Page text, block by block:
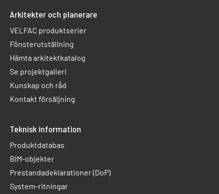
Arkitekter och planerare
VELFAC produktserier
Fönsterutställning
Hämta arkitektkatalog
Se projektgalleri
Kunskap och råd
Kontakt försäljning
Teknisk information
Produktdatabas
BIM-objekter
Prestandadeklarationer (DoP)
System-ritningar